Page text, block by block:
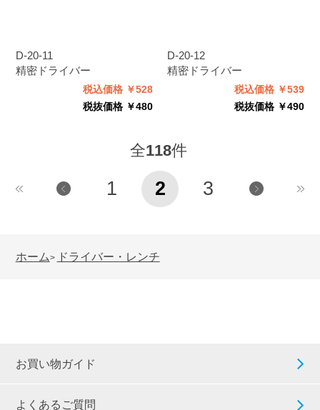
D-20-11
精密ドライバー
税込価格 ￥528
税抜価格 ￥480
D-20-12
精密ドライバー
税込価格 ￥539
税抜価格 ￥490
全118件
1 2 3
ホーム> ドライバー・レンチ
お買い物ガイド
よくあるご質問